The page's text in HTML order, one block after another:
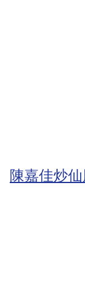
陳嘉佳炒